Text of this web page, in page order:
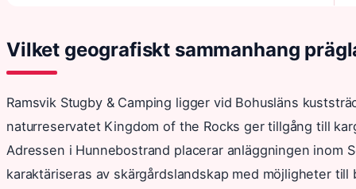
Vilket geografiskt sammanhang
Ramsvik Stugby & Camping ligger vid Bohusläns
naturreservatet Kingdom of the Rocks ger tillgång till
Adressen i Hunnebostrand placerar anläggningen inom
karaktäriseras av skärgårdslandskap med möjligheter